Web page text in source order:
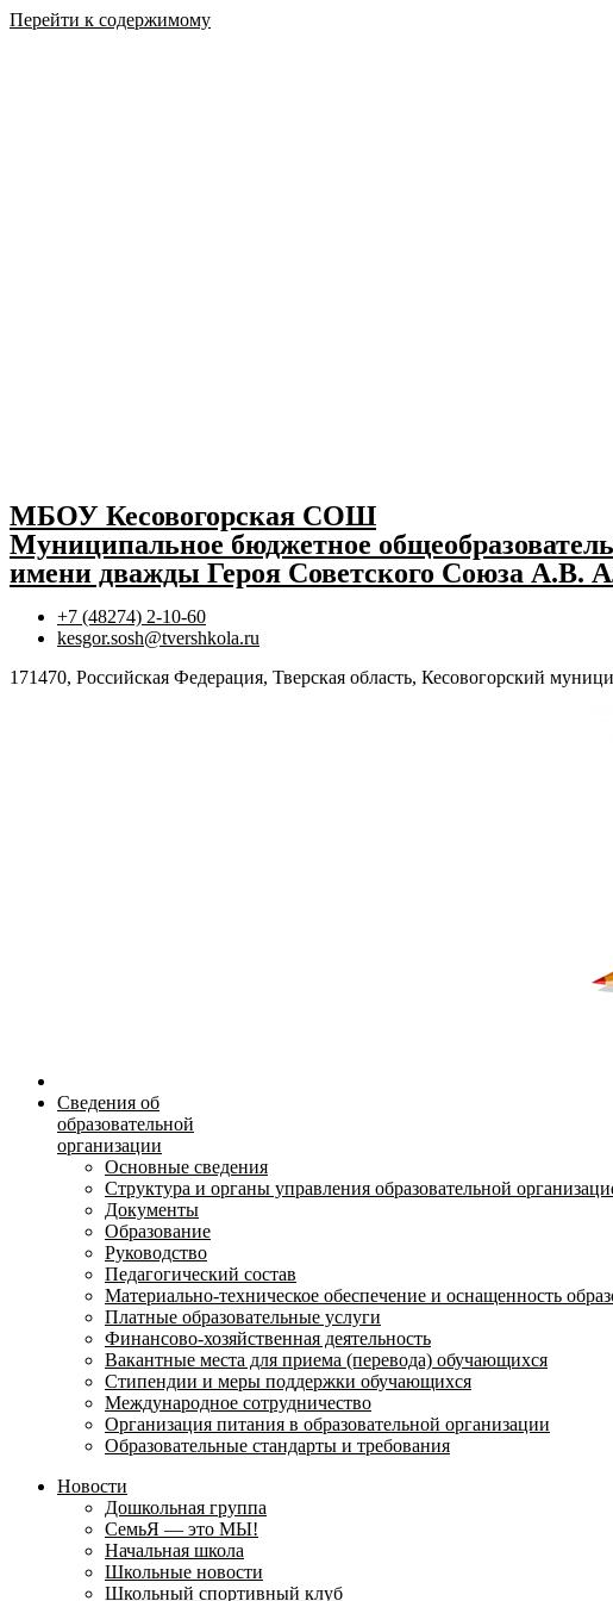
Перейти к содержимому
МБОУ Кесовогорская СОШ
Муниципальное бюджетное
имени дважды Героя Советского Союза А.В.
+7 (48274) 2-10-60
kesgor.sosh@tvershkola.ru
171470, Российская Федерация, Тверская область, Кесовогорский
Сведения об
образовательной
организации
Основные сведения
Структура и органы управления образовательной
Документы
Образование
Руководство
Педагогический состав
Материально-техническое обеспечение и оснащенность
Платные образовательные услуги
Финансово-хозяйственная деятельность
Вакантные места для приема (перевода) обучающихся
Стипендии и меры поддержки обучающихся
Международное сотрудничество
Организация питания в образовательной организации
Образовательные стандарты и требования
Новости
Дошкольная группа
СемьЯ — это МЫ!
Начальная школа
Школьные новости
Школьный спортивный клуб